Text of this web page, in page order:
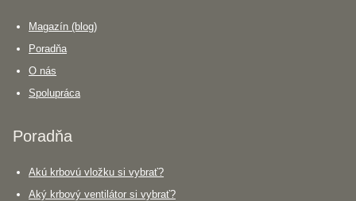
Magazín (blog)
Poradňa
O nás
Spolupráca
Poradňa
Akú krbovú vložku si vybrať?
Aký krbový ventilátor si vybrať?